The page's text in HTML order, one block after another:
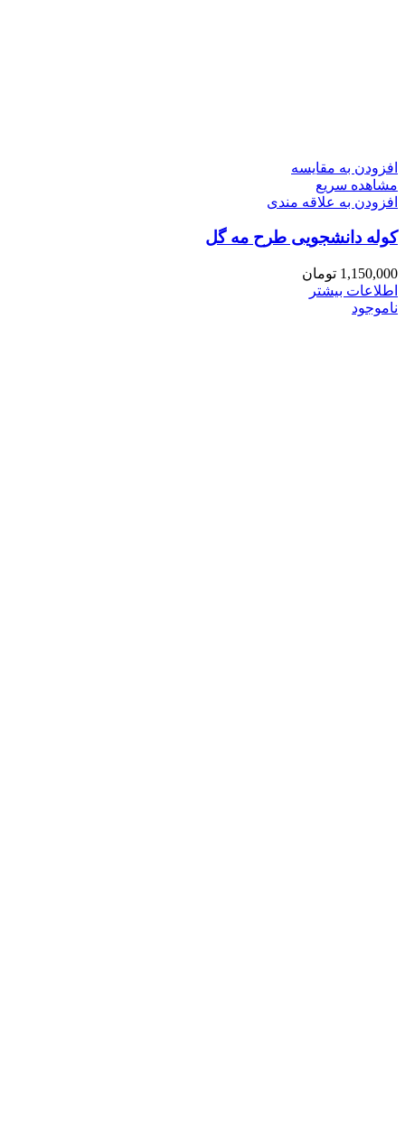
افزودن به مقایسه
مشاهده سریع
افزودن به علاقه مندی
کوله دانشجویی طرح مه گل
1,150,000 تومان
اطلاعات بیشتر
ناموجود